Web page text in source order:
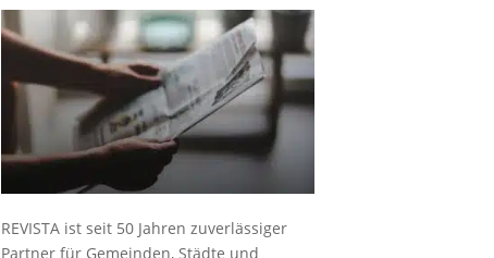
REVISTA ist seit 50 Jahren zuverlässiger
Partner für Gemeinden, Städte und